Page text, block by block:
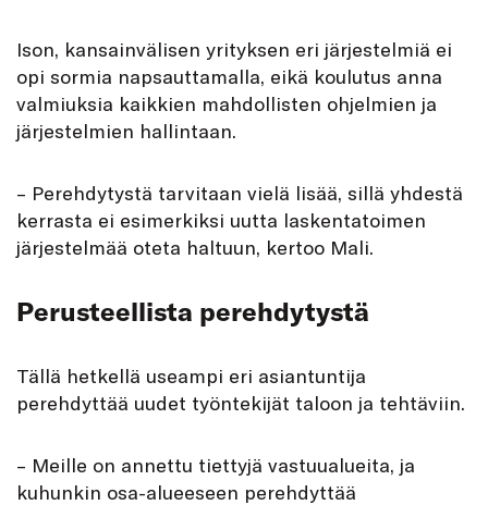
Ison, kansainvälisen yrityksen eri järjestelmiä ei
opi sormia napsauttamalla, eikä koulutus anna
valmiuksia kaikkien mahdollisten ohjelmien ja
järjestelmien hallintaan.
– Perehdytystä tarvitaan vielä lisää, sillä yhdestä
kerrasta ei esimerkiksi uutta laskentatoimen
järjestelmää oteta haltuun, kertoo Mali.
Perusteellista perehdytystä
Tällä hetkellä useampi eri asiantuntija
perehdyttää uudet työntekijät taloon ja tehtäviin.
– Meille on annettu tiettyjä vastuualueita, ja
kuhunkin osa-alueeseen perehdyttää